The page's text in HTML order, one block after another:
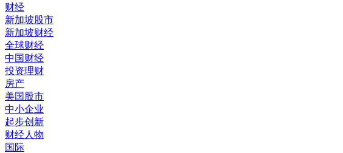
财经
新加坡股市
新加坡财经
全球财经
中国财经
投资理财
房产
美国股市
中小企业
起步创新
财经人物
国际